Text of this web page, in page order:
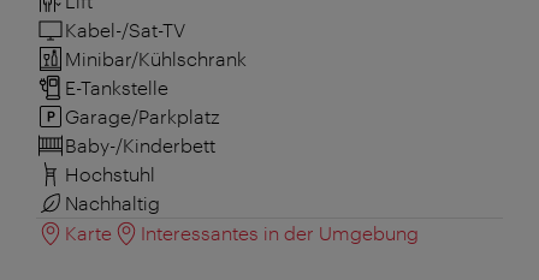
Kabel-/Sat-TV
Minibar/Kühlschrank
E-Tankstelle
Garage/Parkplatz
Baby-/Kinderbett
Hochstuhl
Nachhaltig
Karte
Interessantes in der Umgebung